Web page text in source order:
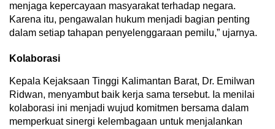
menjaga kepercayaan masyarakat terhadap negara.
Karena itu, pengawalan hukum menjadi bagian penting
dalam setiap tahapan penyelenggaraan pemilu,” ujarnya.
Kolaborasi
Kepala Kejaksaan Tinggi Kalimantan Barat, Dr. Emilwan
Ridwan, menyambut baik kerja sama tersebut. Ia menilai
kolaborasi ini menjadi wujud komitmen bersama dalam
memperkuat sinergi kelembagaan untuk menjalankan